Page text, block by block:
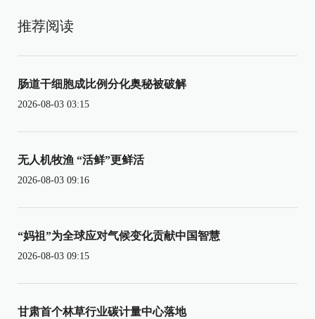
推荐阅读
肠道干细胞成比例分化奥秘被破解
2026-08-03 03:15
无人机牧渔 “活鲜”更鲜活
2026-08-03 09:16
“妈祖”为全球应对气候变化贡献中国智慧
2026-08-03 09:15
甘肃首个林草行业碳计量中心落地